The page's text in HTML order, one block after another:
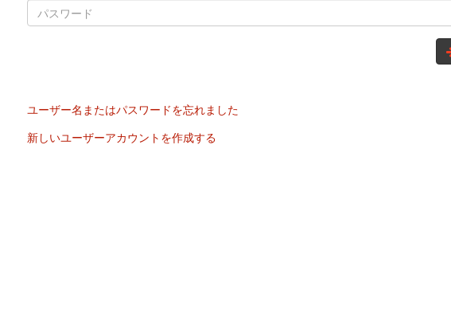
ユーザー名またはパスワードを忘れました
新しいユーザーアカウントを作成する